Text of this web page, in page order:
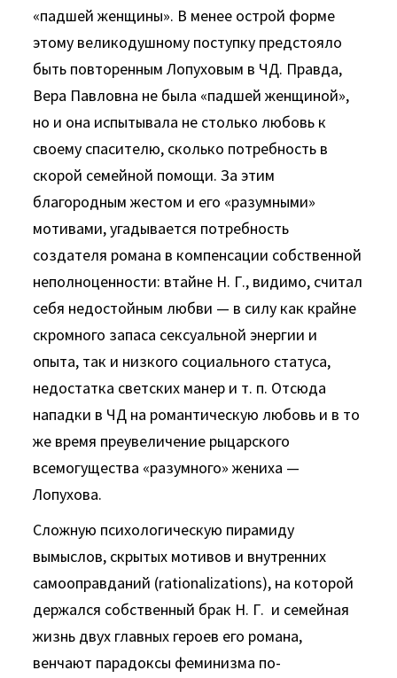
«падшей женщины». В менее острой форме
этому ве­ликодушному поступку предстояло
быть повторенным Лопухо­вым в ЧД. Правда,
Вера Павловна не была «падшей женщи­ной»,
но и она испытывала не столько любовь к
своему спасите­лю, сколько потребность в
скорой семейной помощи. За этим
благородным жестом и его «разумными»
мотивами, угадывается потребность
создателя романа в компенсации собственной
не­полноценности: втайне Н. Г., видимо, считал
себя недостойным любви — в силу как крайне
скромного запаса сексуальной энергии и
опыта, так и низкого социального статуса,
недостатка светских манер и т. п. Отсюда
нападки в ЧД на романтическую любовь и в то
же время преувеличение рыцарского
всемогуще­ства «разумного» жениха —
Лопухова.
Сложную психологическую пирамиду
вымыслов, скрытых мотивов и внутренних
самооправданий (rationalizations), на ко­торой
держался собственный брак Н. Г. и семейная
жизнь двух главных героев его романа,
венчают парадоксы феминизма по-